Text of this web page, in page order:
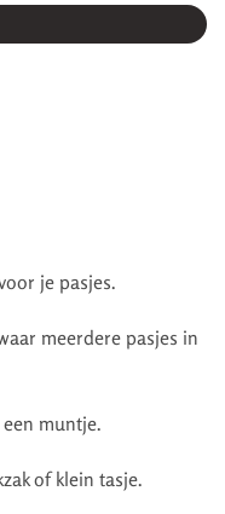
je pasjes.
meerdere pasjes in
muntje.
of klein tasje.